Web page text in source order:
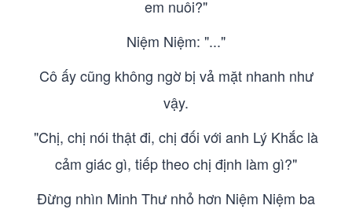
em nuôi?"
Niệm Niệm: "..."
Cô ấy cũng không ngờ bị vả mặt nhanh như
vậy.
"Chị, chị nói thật đi, chị đối với anh Lý Khắc là
cảm giác gì, tiếp theo chị định làm gì?"
Đừng nhìn Minh Thư nhỏ hơn Niệm Niệm ba